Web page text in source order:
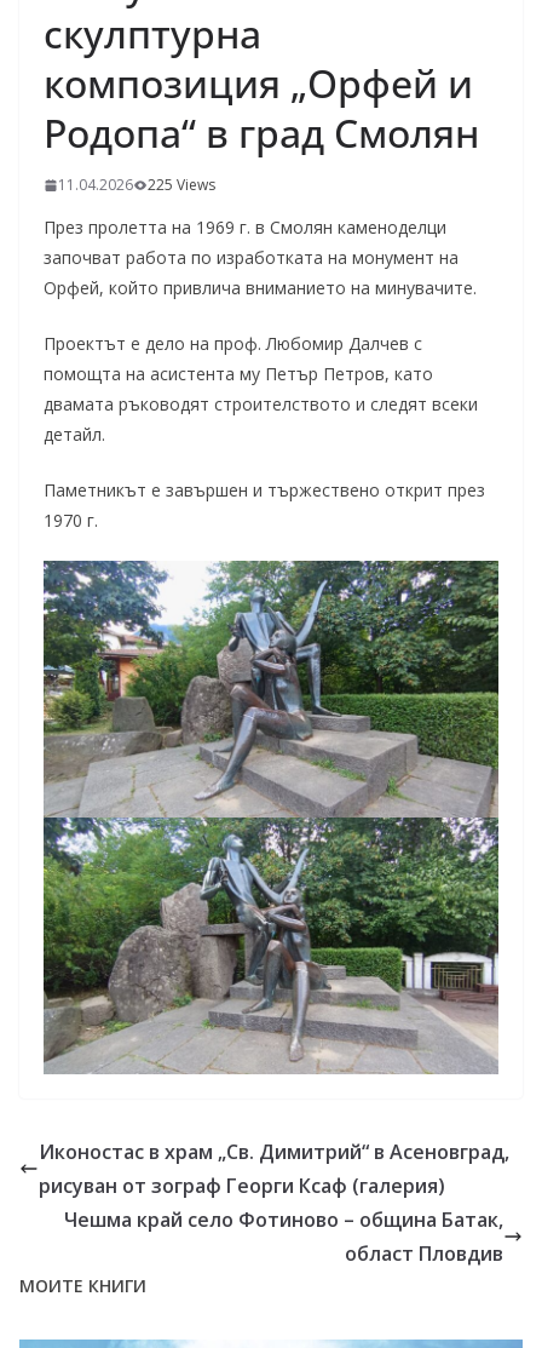
скулптурна
композиция „Орфей и
Родопа“ в град Смолян
11.04.2026 225 Views
През пролетта на 1969 г. в Смолян каменоделци
започват работа по изработката на монумент на
Орфей, който привлича вниманието на минувачите.
Проектът е дело на проф. Любомир Далчев с
помощта на асистента му Петър Петров, като
двамата ръководят строителството и следят всеки
детайл.
Паметникът е завършен и тържествено открит през
1970 г.
Иконостас в храм „Св. Димитрий“ в Асеновград,
рисуван от зограф Георги Ксаф (галерия)
Чешма край село Фотиново – община Батак,
област Пловдив
МОИТЕ КНИГИ